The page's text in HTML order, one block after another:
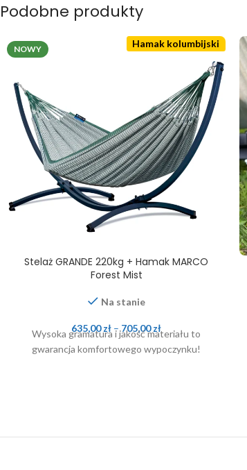
Podobne produkty
NOWY Hamak kolumbijski
Stelaż GRANDE 220kg + Hamak MARCO
Forest Mist
Na stanie
635,00zł – 705,00zł
Wysoka gramatura i jakość materiału to
gwarancja komfortowego wypoczynku!